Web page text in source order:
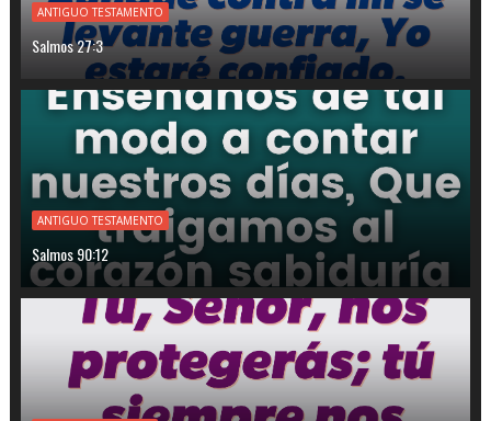
ANTIGUO TESTAMENTO
Salmos 27:3
ANTIGUO TESTAMENTO
Salmos 90:12